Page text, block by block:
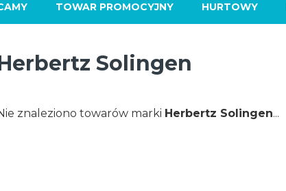
TOWAR PROMOCYJNY HURTOWY
Solingen
znaleziono towarów marki Herbertz Solingen...